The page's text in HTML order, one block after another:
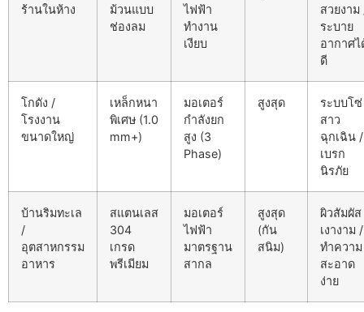
ร้านในห้าง
ม้วนแบบ
ช่องลม
ไฟฟ้า
ทำงาน
เงียบ
สวยงาม
ระบาย
อากาศไ
ดี
โกดัง /
โรงงาน
ขนาดใหญ่
เหล็กหนา
พิเศษ (1.0
mm+)
มอเตอร์
กำลังยก
สูง (3
Phase)
สูงสุด
ระบบโซ่
สาว
ฉุกเฉิน /
เบรก
นิรภัย
บ้านริมทะเล
/
อุตสาหกรรม
อาหาร
สแตนเลส
304
เกรด
พรีเมียม
มอเตอร์
ไฟฟ้า
มาตรฐาน
สากล
สูงสุด
(กัน
สนิม)
ผิวสัมผัส
เงางาม /
ทำความ
สะอาด
ง่าย